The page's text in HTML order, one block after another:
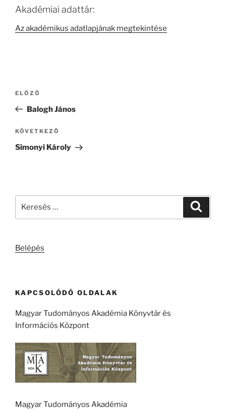
Akadémiai adattár:
Az akadémikus adatlapjának megtekintése
Bejegyzés
Korábbi
bejegyzés
ELŐZŐ
Balogh János
Következő
bejegyzés
KÖVETKEZŐ
Simonyi Károly
Belépés
KAPCSOLÓDÓ OLDALAK
Magyar Tudományos Akadémia Könyvtár és
Információs Központ
Magyar Tudományos Akadémia